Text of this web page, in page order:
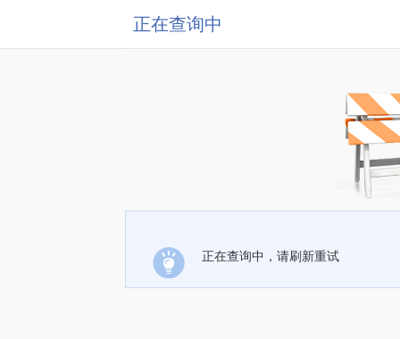
正在查询中
正在查询中，请刷新重试